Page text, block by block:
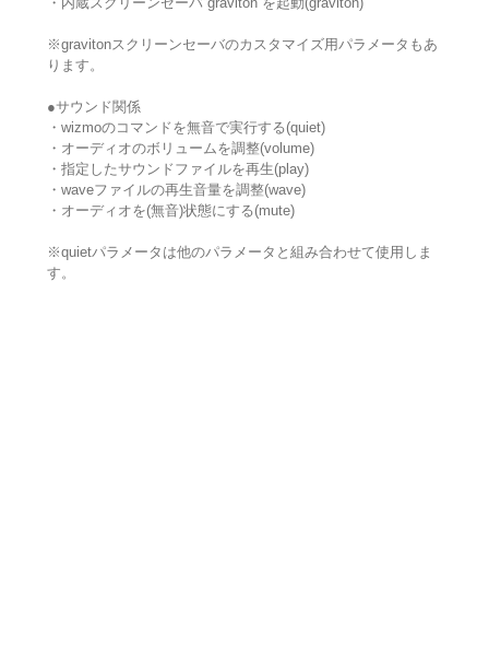
※gravitonスクリーンセーバのカスタマイズ用パラメータもあ
ります。
●サウンド関係
・wizmoのコマンドを無音で実行する(quiet)
・オーディオのボリュームを調整(volume)
・指定したサウンドファイルを再生(play)
・waveファイルの再生音量を調整(wave)
・オーディオを(無音)状態にする(mute)
※quietパラメータは他のパラメータと組み合わせて使用しま
す。